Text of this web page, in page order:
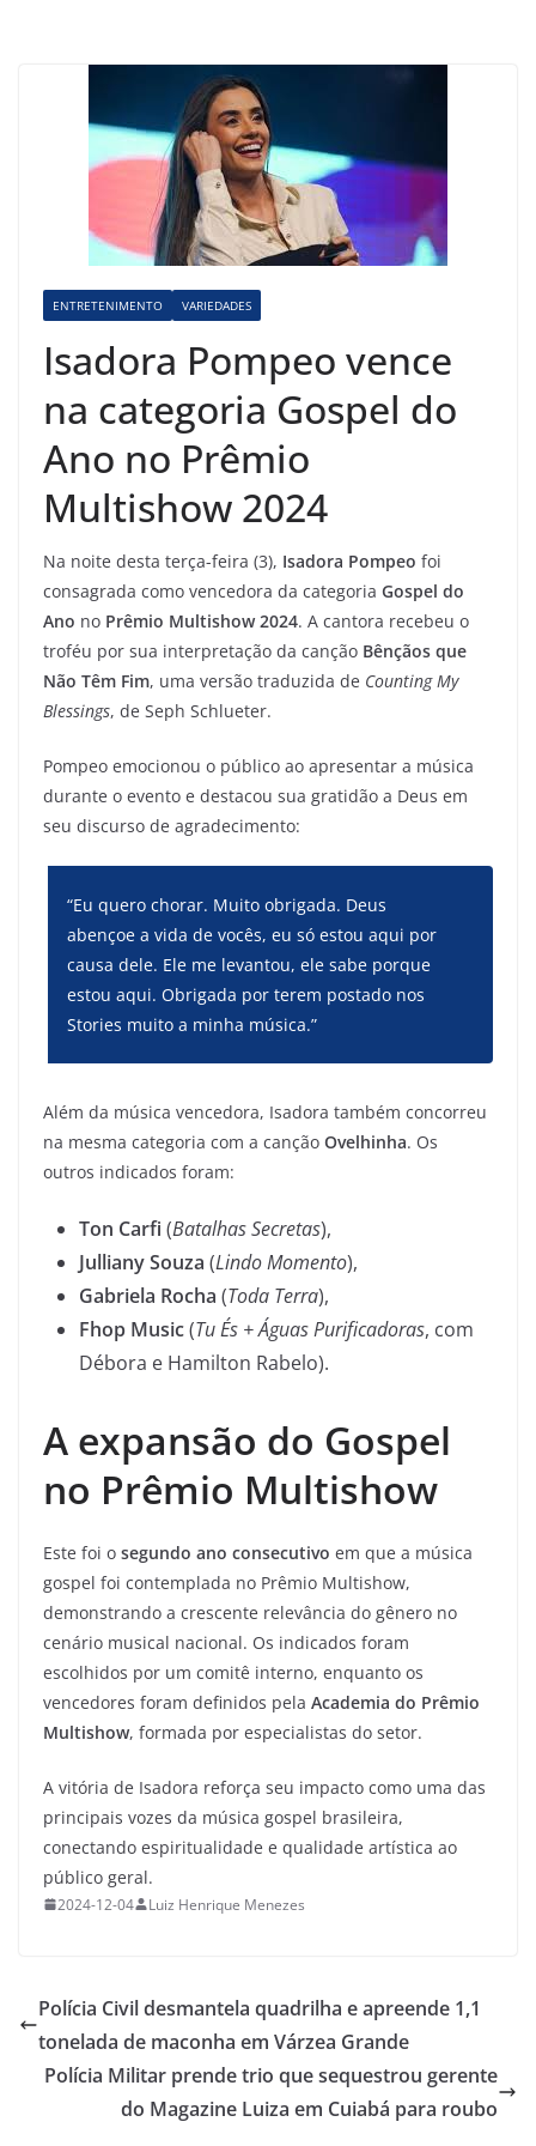
ENTRETENIMENTO VARIEDADES
Isadora Pompeo vence
na categoria Gospel do
Ano no Prêmio
Multishow 2024
Na noite desta terça-feira (3), Isadora Pompeo foi
consagrada como vencedora da categoria Gospel do
Ano no Prêmio Multishow 2024. A cantora recebeu o
troféu por sua interpretação da canção Bênçãos que
Não Têm Fim, uma versão traduzida de Counting My
Blessings, de Seph Schlueter.
Pompeo emocionou o público ao apresentar a música
durante o evento e destacou sua gratidão a Deus em
seu discurso de agradecimento:
“Eu quero chorar. Muito obrigada. Deus
abençoe a vida de vocês, eu só estou aqui por
causa dele. Ele me levantou, ele sabe porque
estou aqui. Obrigada por terem postado nos
Stories muito a minha música.”
Além da música vencedora, Isadora também concorreu
na mesma categoria com a canção Ovelhinha. Os
outros indicados foram:
Ton Carfi (Batalhas Secretas),
Julliany Souza (Lindo Momento),
Gabriela Rocha (Toda Terra),
Fhop Music(Tu És + Águas Purificadoras, com
Débora e Hamilton Rabelo).
A expansão do Gospel
no Prêmio Multishow
Este foi o segundo ano consecutivo em que a música
gospel foi contemplada no Prêmio Multishow,
demonstrando a crescente relevância do gênero no
cenário musical nacional. Os indicados foram
escolhidos por um comitê interno, enquanto os
vencedores foram definidos pela Academia do Prêmio
Multishow, formada por especialistas do setor.
A vitória de Isadora reforça seu impacto como uma das
principais vozes da música gospel brasileira,
conectando espiritualidade e qualidade artística ao
público geral.
2024-12-04 Luiz Henrique Menezes
Polícia Civil desmantela quadrilha e apreende 1,1
tonelada de maconha em Várzea Grande
Polícia Militar prende trio que sequestrou gerente
do Magazine Luiza em Cuiabá para roubo